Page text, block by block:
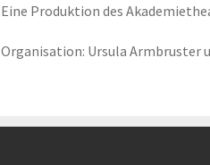
Eine Produktion des
Organisation: Ursula Armbruster